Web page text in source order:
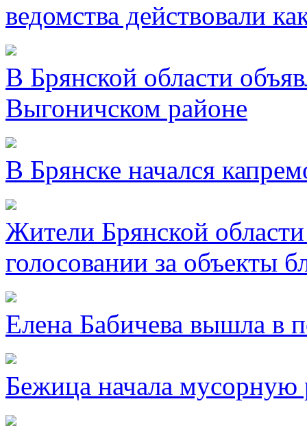
ведомства действовали
В Брянской области
Выгоничском районе
В Брянске начался
Жители Брянской
голосовании за объекты
Елена Бабичева вышла в
Бежица начала мусорную